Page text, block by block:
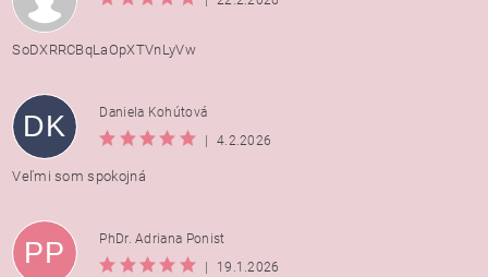
SoDXRRCBqLaOpXTVnLyVw
DK
Daniela Kohútová
4.2.2026
Veľmi som spokojná
PP
PhDr. Adriana Ponist
19.1.2026